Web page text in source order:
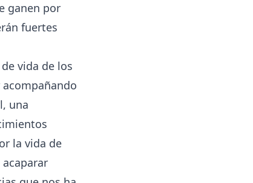
ganen por
fuertes
vida de los
una
la vida de